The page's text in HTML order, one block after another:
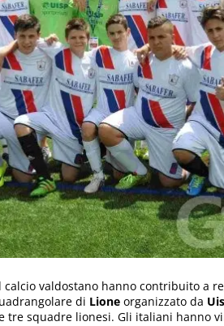
valdostano hanno contribuito a
di Lione organizzato da
tre squadre lionesi. Gli italiani hanno